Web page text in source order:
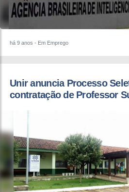
há 9 anos - Em Emprego
Unir anuncia Processo
contratação de Professor